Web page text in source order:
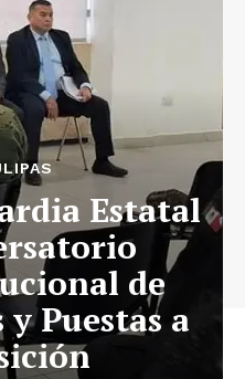
Estatal
de
Puestas a